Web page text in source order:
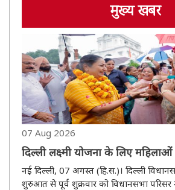
मुख्य खबर
07 Aug 2026
दिल्ली लक्ष्मी योजना के लिए
गुप्ता का विधानसभा में किया स्वागत
नई दिल्ली, 07 अगस्त (हि.स.)। दिल्ली
शुरुआत से पूर्व शुक्रवार को विधानसभा